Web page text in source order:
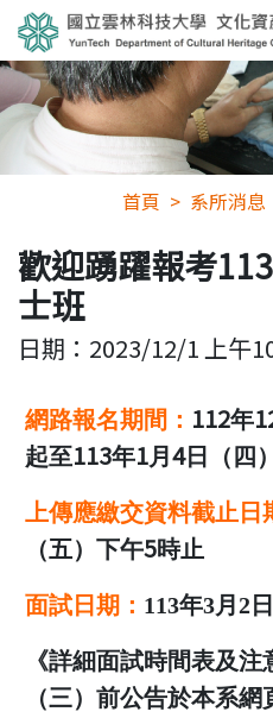
首頁 系所消息
歡迎踴躍報考
士班
日期： 2023/12/1 上午
網路報名期 間 ： 112年
起至113年1月 4日（四
上傳應繳交資料截止日
（五）下午5時止
面試日期： 113年3月 2
《詳細面試時間表及注
（三）前公告於本系網